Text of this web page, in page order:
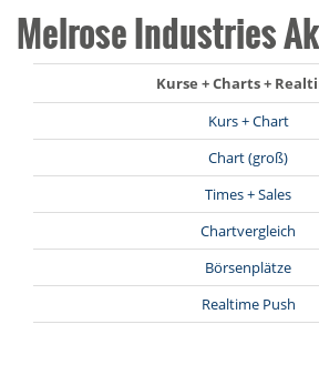
Melrose Industries
Kurse + Charts +
Kurs + Chart
Chart (groß)
Times + Sales
Chartvergleich
Börsenplätze
Realtime Push